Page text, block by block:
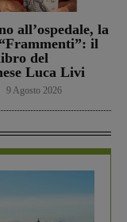
all’ospedale, la
il
del
Luca Livi
9 Agosto 2026